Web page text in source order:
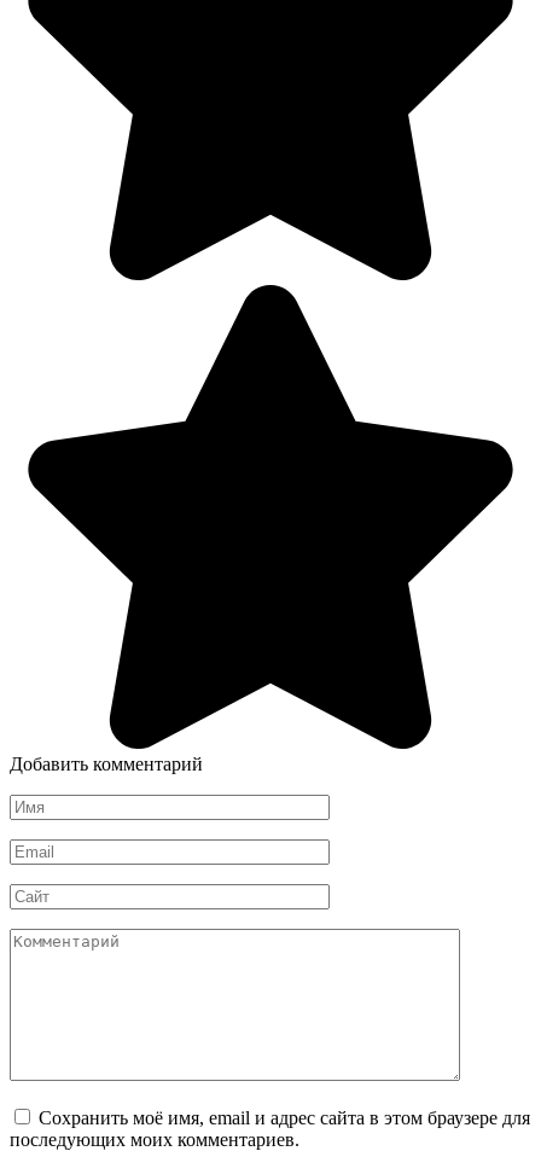
Добавить комментарий
Имя
*
Email
*
Сайт
Комментарий
Сохранить моё имя, email и адрес сайта в этом браузере для
последующих моих комментариев.